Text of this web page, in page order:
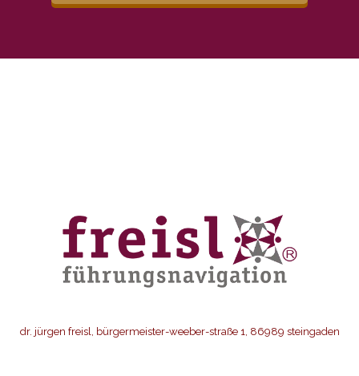
dr. jürgen freisl, bürgermeister-weeber-straße 1, 86989 steingaden